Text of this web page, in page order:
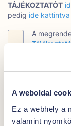
A weboldal
Ez a webhely a
valamint
TÁJÉKOZTATÓT
pedig ide kattintva
A
Google és
célzott